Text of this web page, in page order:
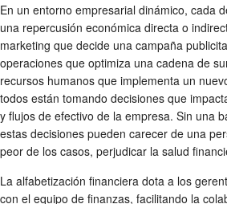
En un entorno empresarial dinámico, cada
una repercusión económica directa o
marketing que decide una campaña
operaciones que optimiza una cadena de
recursos humanos que implementa un
todos están tomando decisiones que
y flujos de efectivo de la empresa. Sin una
estas decisiones pueden carecer de una
peor de los casos, perjudicar la salud
La alfabetización financiera dota a los
con el equipo de finanzas, facilitando la